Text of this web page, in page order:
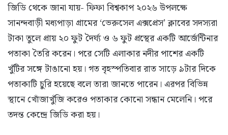
জিডি থেকে জানা যায়- ফিফা বিশ্বকাপ ২০২৬ উপলক্ষে
সানন্দবাড়ী মধ্যপাড়া গ্রামের ‘ভেরুসেল এক্সপ্রেস’ ক্লাবের সদস্যরা
টাকা তুলে প্রায় ২০ ফুট দৈর্ঘ্য ও ৬ ফুট প্রস্থের একটি আর্জেন্টিনার
পতাকা তৈরি করেন। পরে সেটি এলাকার নদীর পাশের একটি
খুঁটির সঙ্গে টাঙানো হয়। গত বৃহস্পতিবার রাত সাড়ে ৯টার দিকে
পতাকাটি চুরি হয়েছে বলে তারা জানতে পারেন। এরপর বিভিন্ন
স্থানে খোঁজাখুঁজি করেও পতাকার কোনো সন্ধান মেলেনি। পরে
তদন্ত কেন্দ্রে জিডি করা হয়।